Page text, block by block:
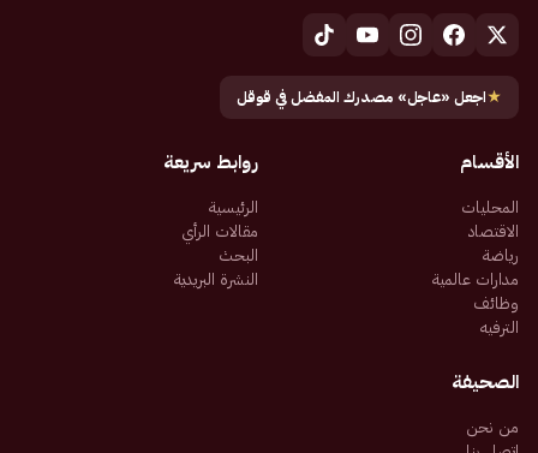
★اجعل «عاجل» مصدرك المفضل في قوقل
الأقسام
المحليات
الاقتصاد
رياضة
مدارات عالمية
وظائف
الترفيه
روابط سريعة
الرئيسية
مقالات الرأي
البحث
النشرة البريدية
الصحيفة
من نحن